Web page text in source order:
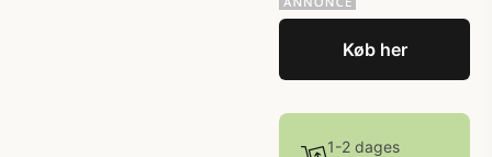
Køb her
1-2 dages